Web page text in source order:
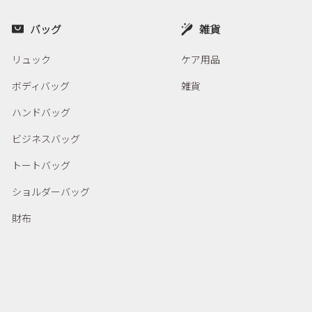
バッグ
リュック
ボディバッグ
ハンドバッグ
ビジネスバッグ
トートバッグ
ショルダーバッグ
財布
雑貨
ケア用品
雑貨